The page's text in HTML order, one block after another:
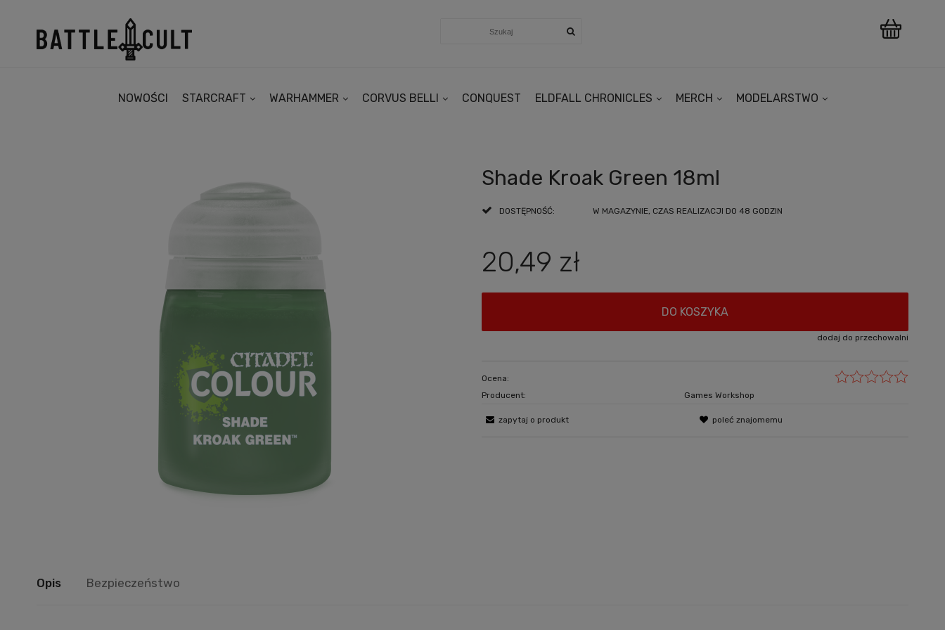
NOWOŚCI STARCRAFT WARHAMMER CORVUS BELLI CONQUEST ELDFALL CHRONICLES MERCH MODELARSTWO
Shade Kroak Green 18ml
DOSTĘPNOŚĆ: W MAGAZYNIE, CZAS REALIZACJI DO 48 GODZIN
20,49 zł
DO KOSZYKA
dodaj do przechowalni
Ocena:
Producent:
Games Workshop
zapytaj o produkt poleć znajomemu
Opis Bezpieczeństwo